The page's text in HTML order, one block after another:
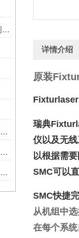
JT-2000和JT-3000管道漏水检测，检漏仪器在实测应用中的特点
使用轴承加热器安装轴承的好处及优势——宁波利德
轴承的振动故障诊断——轴承故障检测仪
详细的叙述红外测温仪工作原理及应用
详情介绍
原装
Fixturlaser
瑞典
仪以及无
以根据需
SMC可以
SMC快捷
从机组中
在每个系